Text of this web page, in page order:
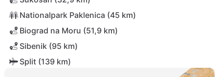
Nationalpark Paklenica (45 km)
Biograd na Moru (51,9 km)
Sibenik (95 km)
Split (139 km)